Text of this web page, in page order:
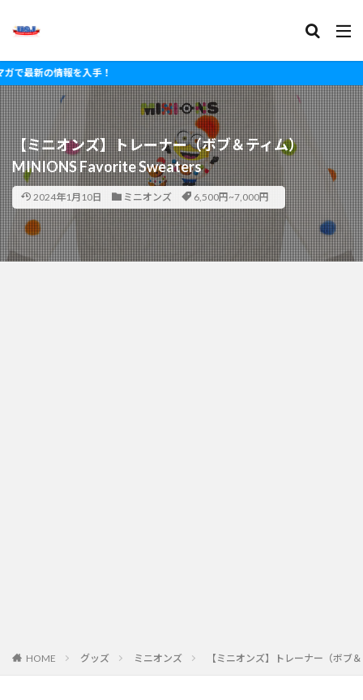
の情報を入手！
【ミニオンズ】トレーナー（ボブ＆ティム）
MINIONS Favorite Sweaters
2024年1月10日 ミニオンズ 6,500円~7,000円
HOME グッズ ミニオンズ 【ミニオンズ】トレーナー（ボ